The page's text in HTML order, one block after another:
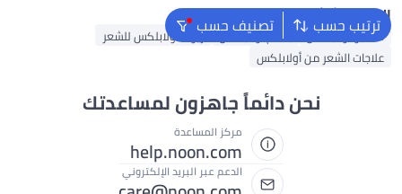
ترتيب حسب تصنيف حسب البحث الشائع
شامبو أولابلكس بلسم أولابلكس
زيوت أولابلكس للشعر
علاجات الشعر من أولابلكس
نحن دائماً جاهزون لمساعدتك
مركز المساعدة
help.noon.com
الدعم عبر البريد الإلكتروني